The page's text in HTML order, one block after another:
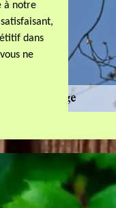
à notre
dans
ne